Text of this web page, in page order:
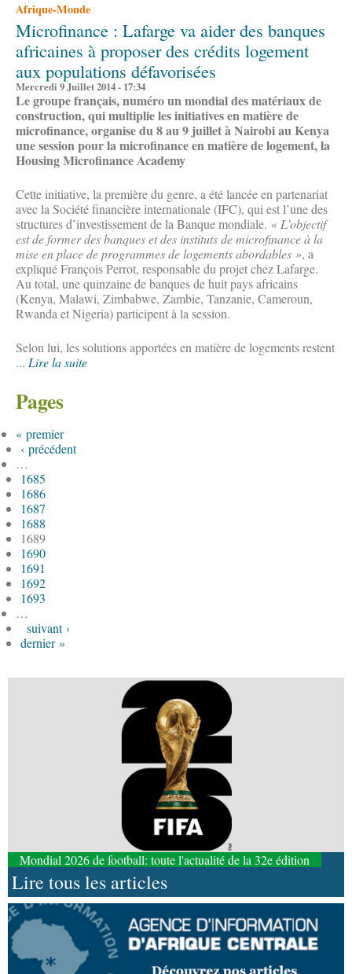
Afrique-Monde
Microfinance : Lafarge va aider des banques
africaines à proposer des crédits logement
aux populations défavorisées
Mercredi 9 Juillet 2014 - 17:34
Le groupe français, numéro un mondial des matériaux de
construction, qui multiplie les initiatives en matière de
microfinance, organise du 8 au 9 juillet à Nairobi au Kenya
une session pour la microfinance en matière de logement, la
Housing Microfinance Academy
Cette initiative, la première du genre, a été lancée en partenariat
avec la Société financière internationale (IFC), qui est l’une des
structures d’investissement de la Banque mondiale. « L’objectif
est de former des banques et des instituts de microfinance à la
mise en place de programmes de logements abordables », a
expliqué François Perrot, responsable du projet chez Lafarge.
Au total, une quinzaine de banques de huit pays africains
(Kenya, Malawi, Zimbabwe, Zambie, Tanzanie, Cameroun,
Rwanda et Nigeria) participent à la session.
Selon lui, les solutions apportées en matière de logements restent
... Lire la suite
Pages
« premier
‹ précédent
…
1685
1686
1687
1688
1689
1690
1691
1692
1693
…
suivant ›
dernier »
Mondial 2026 de football: toute l'actualité de la 32e édition
Lire tous les articles